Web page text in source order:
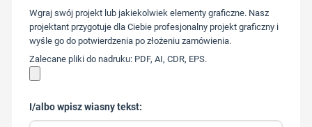
573 568
217
Wgraj swój projekt lub jakiekolwiek elementy graficzne. Nasz
projektant przygotuje dla Ciebie profesjonalny projekt graficzny i
wyśle go do potwierdzenia po złożeniu zamówienia.
Zalecane pliki do nadruku: PDF, AI, CDR, EPS.
I/albo wpisz wiasny tekst: